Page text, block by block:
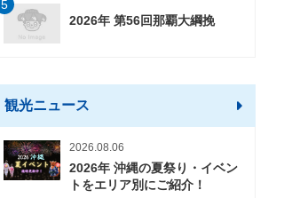
2026年 第56回那覇大綱挽
5
観光ニュース
2026.08.06
2026年 沖縄の夏祭り・イベン
トをエリア別にご紹介！